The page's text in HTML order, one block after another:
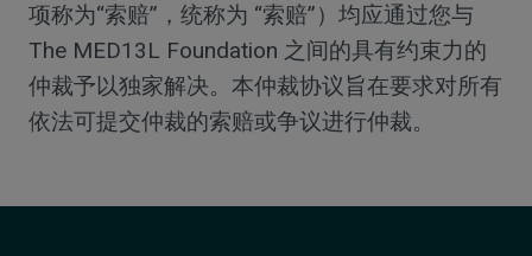
项称为“索赔”，统称为 “索赔”）均应通过您与
The MED13L Foundation 之间的具有约束力的
仲裁予以独家解决。本仲裁协议旨在要求对所有
依法可提交仲裁的索赔或争议进行仲裁。